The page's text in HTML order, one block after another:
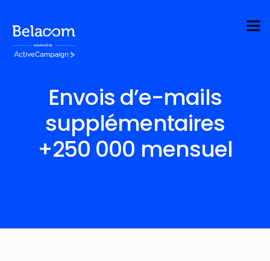
Envois d’e-mails
supplémentaires
+250 000 mensuel